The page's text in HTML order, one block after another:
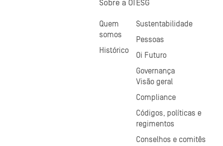
Sobre a OI
Quem
somos
Histórico
ESG
Sustentabilidade
Pessoas
Oi Futuro
Governança
Visão geral
Compliance
Códigos, políticas e
regimentos
Conselhos e comitês